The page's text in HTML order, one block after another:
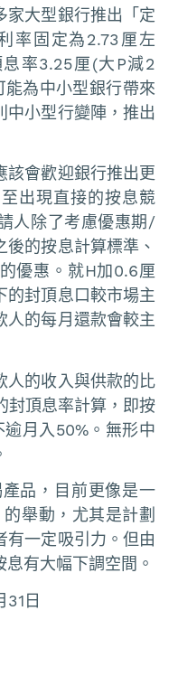
家大型銀行推出「定
率固定為2.73厘左
率3.25厘(大P減2
能為中小型銀行帶來
中小型行變陣，推出
該會歡迎銀行推出更
出現直接的按息競
人除了考慮優惠期/
的按息計算標準、
優惠。就H加0.6厘
的封頂息口較市場主
人的每月還款會較主
人的收入與供款的比
封頂息率計算，即按
月入50%。無形中
品，目前更像是一
舉動，尤其是計劃
有一定吸引力。但由
有大幅下調空間。
31日